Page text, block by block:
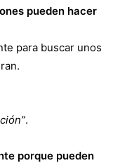
pueden hacer
para buscar unos
.
porque pueden